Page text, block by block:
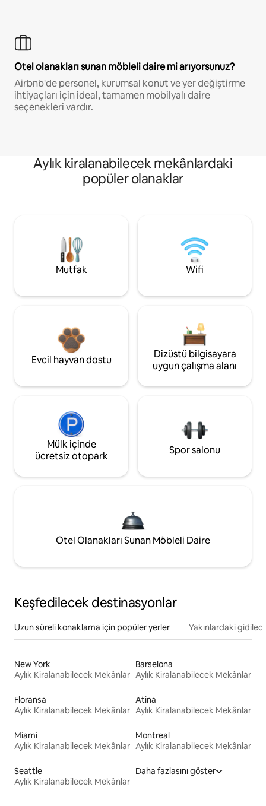
Otel olanakları sunan möbleli daire mi arıyorsunuz?
Airbnb'de personel, kurumsal konut ve yer değiştirme
ihtiyaçları için ideal, tamamen mobilyalı daire
seçenekleri vardır.
Aylık kiralanabilecek mekânlardaki
popüler olanaklar
Mutfak Wifi
Evcil hayvan dostu
Dizüstü bilgisayara
uygun çalışma alanı
Mülk içinde
ücretsiz otopark
Spor salonu
Otel Olanakları Sunan Möbleli Daire
Keşfedilecek destinasyonlar
Uzun süreli konaklama için popüler yerler Yakınlardaki
New York
Aylık Kiralanabilecek Mekânlar
Barselona
Aylık Kiralanabilecek Mekânlar
Floransa
Aylık Kiralanabilecek Mekânlar
Atina
Aylık Kiralanabilecek Mekânlar
Miami
Aylık Kiralanabilecek Mekânlar
Montreal
Aylık Kiralanabilecek Mekânlar
Seattle
Aylık Kiralanabilecek Mekânlar
Daha fazlasını göster